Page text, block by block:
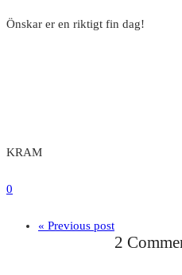
Önskar er en riktigt fin dag!
KRAM
0
« Previous post
2